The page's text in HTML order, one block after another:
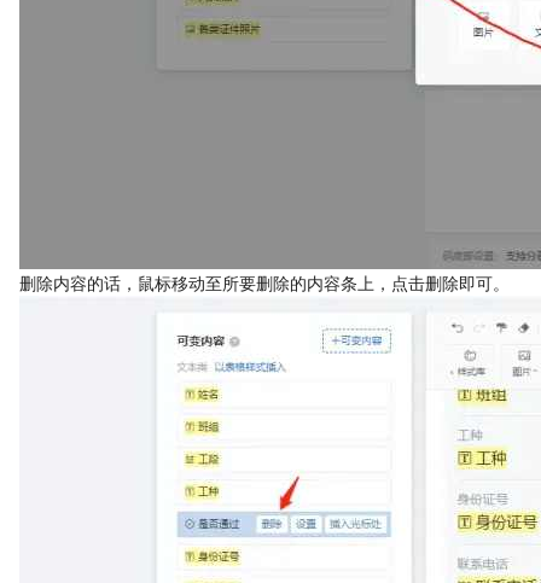
删除内容的话，鼠标移动至所要删除的内容条上，点击删除即可。